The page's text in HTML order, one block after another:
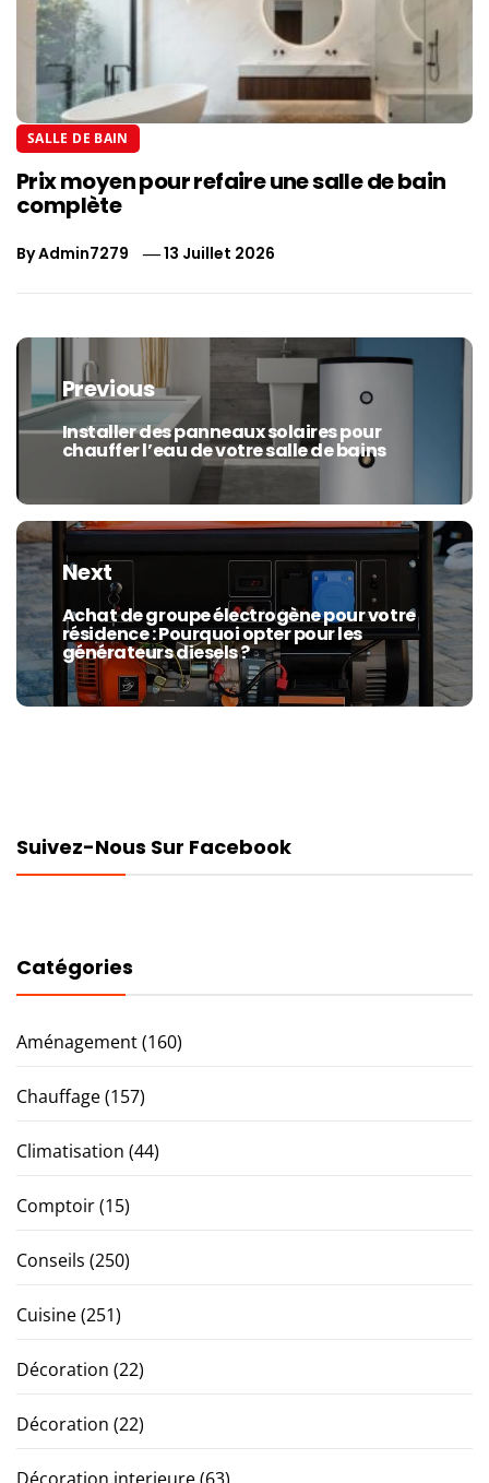
SALLE DE BAIN
Prix moyen pour refaire une salle de bain
complète
ByAdmin7279 13 Juillet 2026
Navigation
l’article
Previous
Previous
post:
Installer des panneaux solaires pour
chauffer l’eau de votre salle de bains
Next
Next
post:
Achat de groupe électrogène pour votre
résidence : Pourquoi opter pour les
générateurs diesels ?
Suivez-Nous Sur Facebook
Catégories
Aménagement(160)
Chauffage(157)
Climatisation (44)
Comptoir(15)
Conseils (250)
Cuisine(251)
Décoration (22)
Décoration (22)